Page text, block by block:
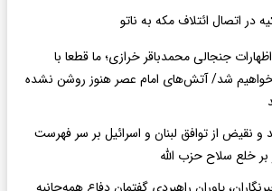
در اتصال ائتلاف مکه به ناتو
جنجالی محمدباقر خرازی؛ ما قطعا با
خواهیم شد/ آتش‌های امام عصر هنوز روشن نشده
نقیض از توافق لبنان و اسرائیل بر سر فهرست
خلع سلاح حزب الله